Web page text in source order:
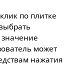
по плитке
может
нажатия